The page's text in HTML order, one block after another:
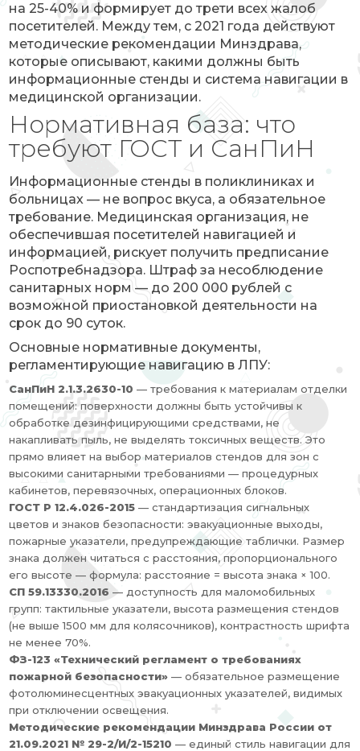
на 25-40% и формирует до трети всех жалоб
посетителей. Между тем, с 2021 года действуют
методические рекомендации Минздрава,
которые описывают, какими должны быть
информационные стенды и система навигации в
медицинской организации.
Нормативная база: что
требуют ГОСТ и СанПиН
Информационные стенды в поликлиниках и
больницах — не вопрос вкуса, а обязательное
требование. Медицинская организация, не
обеспечившая посетителей навигацией и
информацией, рискует получить предписание
Роспотребнадзора. Штраф за несоблюдение
санитарных норм — до 200 000 рублей с
возможной приостановкой деятельности на
срок до 90 суток.
Основные нормативные документы,
регламентирующие навигацию в ЛПУ:
СанПиН 2.1.3.2630-10 — требования к материалам отделки
помещений: поверхности должны быть устойчивы к
обработке дезинфицирующими средствами, не
накапливать пыль, не выделять токсичных веществ. Это
прямо влияет на выбор материалов стендов для зон с
высокими санитарными требованиями — процедурных
кабинетов, перевязочных, операционных блоков.
ГОСТ Р 12.4.026-2015 — стандартизация сигнальных
цветов и знаков безопасности: эвакуационные выходы,
пожарные указатели, предупреждающие таблички. Размер
знака должен читаться с расстояния, пропорционального
его высоте — формула: расстояние = высота знака × 100.
СП 59.13330.2016 — доступность для маломобильных
групп: тактильные указатели, высота размещения стендов
(не выше 1500 мм для колясочников), контрастность шрифта
не менее 70%.
ФЗ-123 «Технический регламент о требованиях
пожарной безопасности» — обязательное размещение
фотолюминесцентных эвакуационных указателей, видимых
при отключении освещения.
Методические рекомендации Минздрава России от
21.09.2021 № 29-2/И/2-15210 — единый стиль навигации для